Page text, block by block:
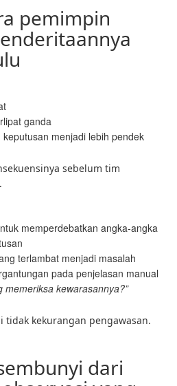
pemimpin
ganda
menjadi lebih pendek
sebelum tim
memperdebatkan angka-angka
terlambat menjadi masalah
pada penjelasan manual
memeriksa kewarasannya?”
tidak kekurangan pengawasan.
dari